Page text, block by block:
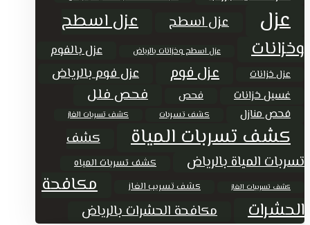
عزل عزل اسطح
عزل اسطح
وخزانات
عزل اسطح وخزانات بالرياض عزل بالفوم
عزل خزانات عزل فوم عزل فوم بالرياض
غسيل خزانات فحص فحص فلل
فحص منازل كشف تسربات كشف تسربات الغاز
كشف تسربات المياة
كشف
تسربات المياة بالرياض
كشف تسربات المياه
كشف تسريبات الغاز كشف تسريب الغاز
مكافحة
الحشرات
مكافحة الحشرات بالرياض